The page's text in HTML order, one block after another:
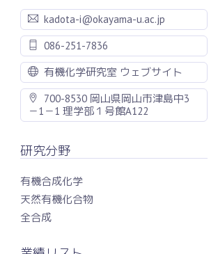
kadota-i@okayama-u.ac.jp
086-251-7836
有機化学研究室 ウェブサイト
700-8530 岡山県岡山市津島中3
－1－1 理学部１号館A122
研究分野
有機合成化学
天然有機化合物
全合成